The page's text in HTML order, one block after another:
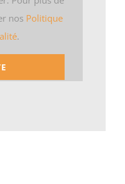
nos Politique
.